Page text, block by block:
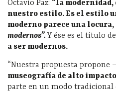
Octavio Paz: “la modernidad,
nuestro estilo. Es el estilo
moderno parece una locura,
modernos”.Y ése es el título
a ser modernos.
“Nuestra propuesta
museografía de alto impacto
parte en un modo tradicional